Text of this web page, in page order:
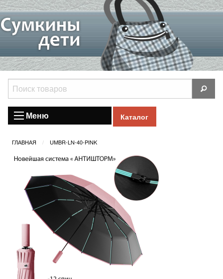
Меню Каталог
ГЛАВНАЯ UMBR-LN-40-PINK